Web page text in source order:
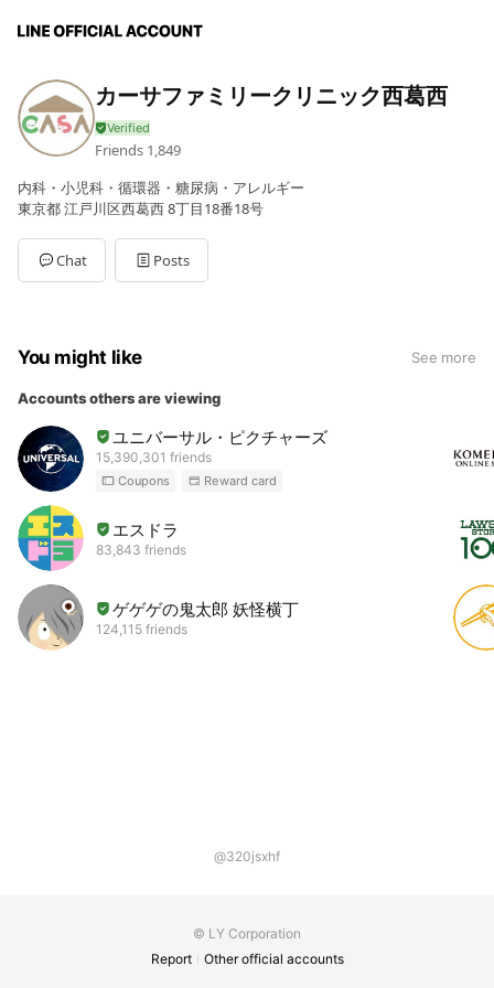
カーサファミリークリニック西葛西
Friends 1,849
内科・小児科・循環器・糖尿病・アレルギー
東京都 江戸川区西葛西 8丁目18番18号
Chat Posts
You might like See more
Accounts others are viewing
ユニバーサル・ピクチャーズ
15,390,301 friends
Coupons Reward card
エスドラ
83,843 friends
ゲゲゲの鬼太郎 妖怪横丁
124,115 friends
@320jsxhf
© LY Corporation
Report
Other official accounts